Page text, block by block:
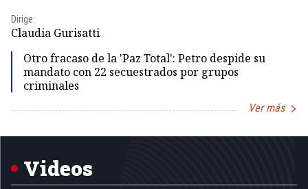
Dirige:
Claudia Gurisatti
Otro fracaso de la 'Paz Total': Petro despide su
mandato con 22 secuestrados por grupos
criminales
Ver más
1
Videos